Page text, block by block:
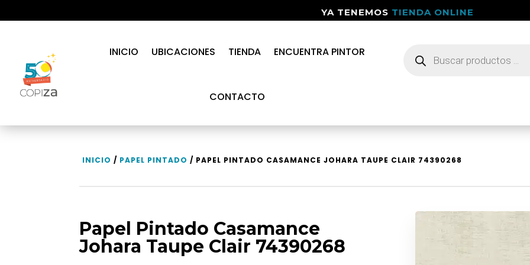
YA TENEMOS TIENDA ONLINE
INICIO UBICACIONES TIENDA ENCUENTRA PINTOR
CONTACTO
productos
INICIO / PAPEL PINTADO / PAPEL PINTADO CASAMANCE JOHARA TAUPE CLAIR 74390268
Papel Pintado Casamance
Johara Taupe Clair 74390268